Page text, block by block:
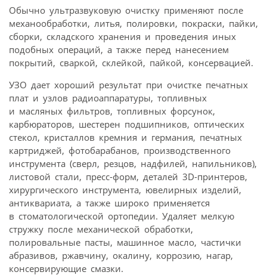
Обычно ультразвуковую очистку применяют после
механообработки, литья, полировки, покраски, пайки,
сборки, складского хранения и проведения иных
подобных операций, а также перед нанесением
покрытий, сваркой, склейкой, пайкой, консервацией.
УЗО дает хороший результат при очистке печатных
плат и узлов радиоаппаратуры, топливных
и масляных фильтров, топливных форсунок,
карбюраторов, шестерен подшипников, оптических
стекол, кристаллов кремния и германия, печатных
картриджей, фотобарабанов, производственного
инструмента (сверл, резцов, надфилей, напильников),
листовой стали, пресс-форм, деталей 3D-принтеров,
хирургического инструмента, ювелирных изделий,
антиквариата, а также широко применяется
в стоматологической ортопедии. Удаляет мелкую
стружку после механической обработки,
полировальные пасты, машинное масло, частички
абразивов, ржавчину, окалину, коррозию, нагар,
консервирующие смазки.